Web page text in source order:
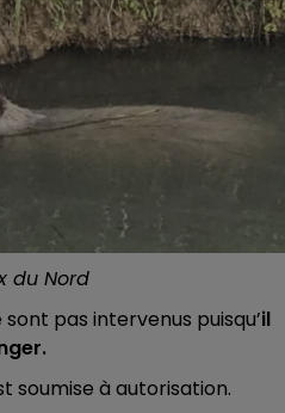
du Nord
pas intervenus puisqu’il
soumise à autorisation.